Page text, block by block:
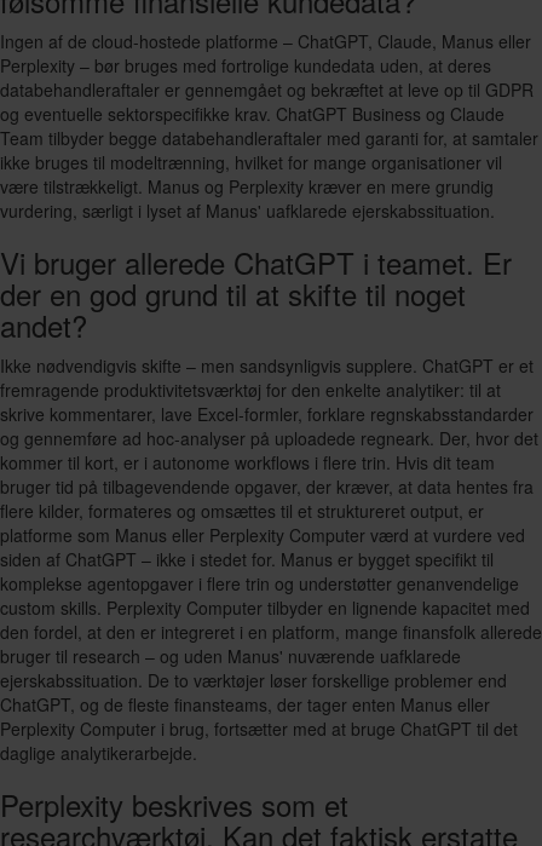
Ingen af de cloud-hostede platforme – ChatGPT, Claude, Manus eller
Perplexity – bør bruges med fortrolige kundedata uden, at deres
databehandleraftaler er gennemgået og bekræftet at leve op til GDPR
og eventuelle sektorspecifikke krav. ChatGPT Business og Claude
Team tilbyder begge databehandleraftaler med garanti for, at samtaler
ikke bruges til modeltrænning, hvilket for mange organisationer vil
være tilstrækkeligt. Manus og Perplexity kræver en mere grundig
vurdering, særligt i lyset af Manus' uafklarede ejerskabssituation.
Vi bruger allerede ChatGPT i teamet. Er
der en god grund til at skifte til noget
andet?
Ikke nødvendigvis skifte – men sandsynligvis supplere. ChatGPT er et
fremragende produktivitetsværktøj for den enkelte analytiker: til at
skrive kommentarer, lave Excel-formler, forklare regnskabsstandarder
og gennemføre ad hoc-analyser på uploadede regneark. Der, hvor det
kommer til kort, er i autonome workflows i flere trin. Hvis dit team
bruger tid på tilbagevendende opgaver, der kræver, at data hentes fra
flere kilder, formateres og omsættes til et struktureret output, er
platforme som Manus eller Perplexity Computer værd at vurdere ved
siden af ChatGPT – ikke i stedet for. Manus er bygget specifikt til
komplekse agentopgaver i flere trin og understøtter genanvendelige
custom skills. Perplexity Computer tilbyder en lignende kapacitet med
den fordel, at den er integreret i en platform, mange finansfolk allerede
bruger til research – og uden Manus' nuværende uafklarede
ejerskabssituation. De to værktøjer løser forskellige problemer end
ChatGPT, og de fleste finansteams, der tager enten Manus eller
Perplexity Computer i brug, fortsætter med at bruge ChatGPT til det
daglige analytikerarbejde.
Perplexity beskrives som et
researchværktøj. Kan det faktisk erstatte